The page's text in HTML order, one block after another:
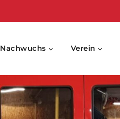
Nachwuchs Verein